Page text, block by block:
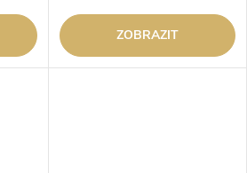
ZOBRAZIT